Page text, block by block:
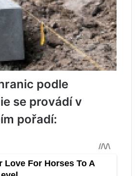
podle
se provádí v
pořadí: